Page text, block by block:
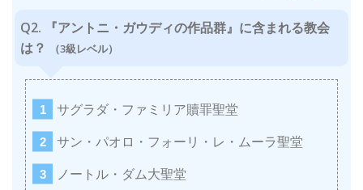
Q2. 『アントニ・ガウディの作品群』に含まれる教会
は？
（3級レベル）
サグラダ・ファミリア贖罪聖堂
サン・パオロ・フォーリ・レ・ムーラ聖堂
ノートル・ダム大聖堂